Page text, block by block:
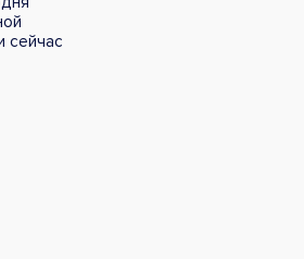
сейчас